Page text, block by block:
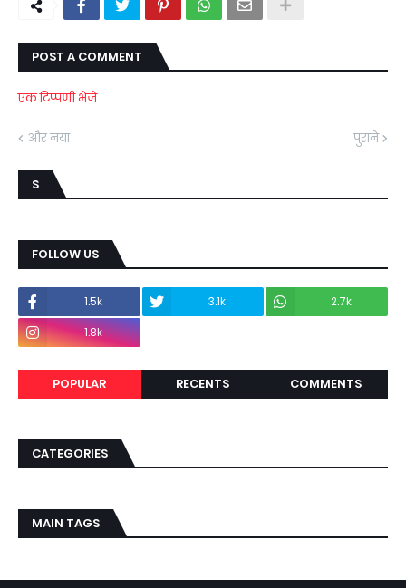
POST A COMMENT
एक टिप्पणी भेजें
और नया पुराने
S
FOLLOW US
1.5k 3.1k
2.7k
1.8k
POPULAR RECENTS COMMENTS
CATEGORIES
MAIN TAGS